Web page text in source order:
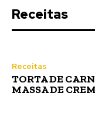
Receitas
Receitas
TORTA DE
MASSA DE